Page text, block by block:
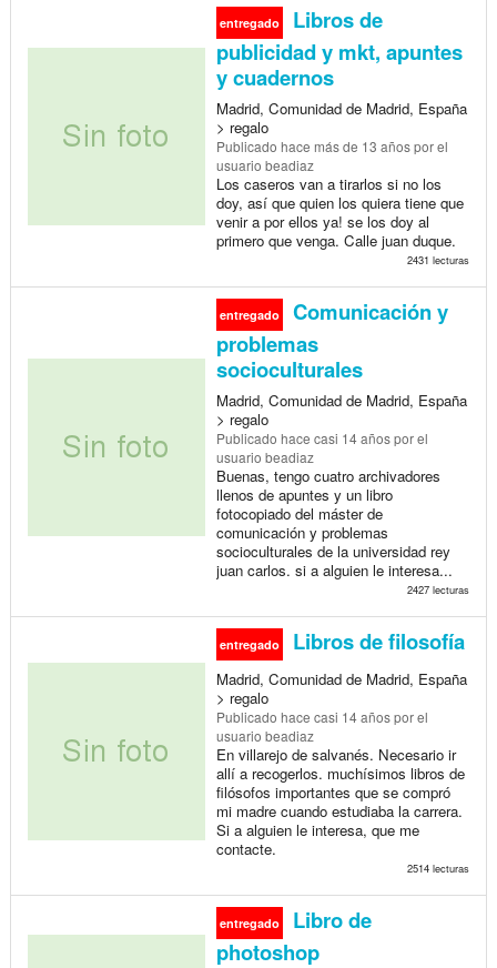
entregado
Libros de
publicidad y mkt, apuntes
y cuadernos
Madrid, Comunidad de Madrid, España
> regalo
Publicado hace más de 13 añospor el
usuario beadiaz
Los caseros van a tirarlos si no los
doy, así que quien los quiera tiene que
venir a por ellos ya! se los doy al
primero que venga. Calle juan duque.
2431 lecturas
entregado
Comunicación y
problemas
socioculturales
Madrid, Comunidad de Madrid, España
> regalo
Publicado hace casi 14 añospor el
usuario beadiaz
Buenas, tengo cuatro archivadores
llenos de apuntes y un libro
fotocopiado del máster de
comunicación y problemas
socioculturales de la universidad rey
juan carlos. si a alguien le interesa...
2427 lecturas
entregado Libros de filosofía
Madrid, Comunidad de Madrid, España
> regalo
Publicado hace casi 14 añospor el
usuario beadiaz
En villarejo de salvanés. Necesario ir
allí a recogerlos. muchísimos libros de
filósofos importantes que se compró
mi madre cuando estudiaba la carrera.
Si a alguien le interesa, que me
contacte.
2514 lecturas
entregado
Libro de
photoshop